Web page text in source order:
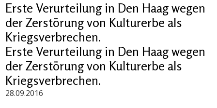
Erste Verurteilung in Den Haag wegen
der Zerstörung von Kulturerbe als
Kriegsverbrechen.
Erste Verurteilung in Den Haag wegen
der Zerstörung von Kulturerbe als
Kriegsverbrechen.
28.09.2016